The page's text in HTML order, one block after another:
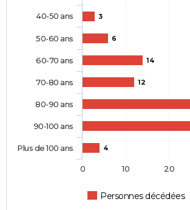
3
6
14
12
4
Personnes décédées
40-50 ans
50-60 ans
60-70 ans
70-80 ans
80-90 ans
90-100 ans
Plus de 100 ans
0 10 20